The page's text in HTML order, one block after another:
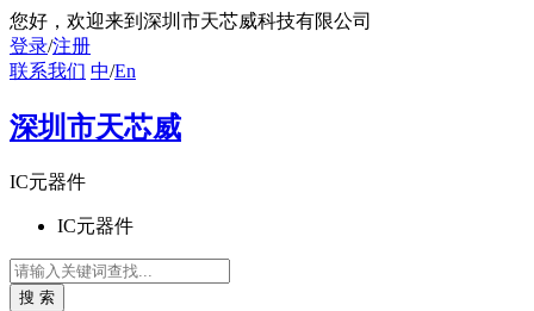
您好 ，欢迎来到深圳市天芯威科技有限公司
登录/注册
联系我们 中/En
深圳市天芯威
IC元器件
IC元器件